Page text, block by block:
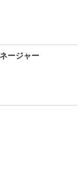
ージャー